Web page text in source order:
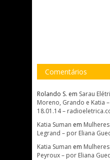
Comentários
Rolando S. em Sarau
Moreno, Grando e Katia
18.01.14 –
Katia Suman em
Legrand – por Eliana
Katia Suman em
Peyroux – por Eliana